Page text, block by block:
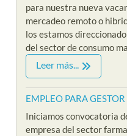
para nuestra nueva
mercadeo remoto o
los estamos
del sector de consumo
Leer más...
EMPLEO PARA
Iniciamos convocatoria
empresa del sector